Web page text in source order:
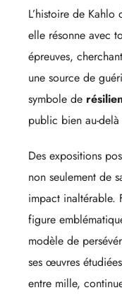
L’histoire de Kahlo
elle résonne avec
épreuves,
une source de
symbole de
public bien au-delà
Des expositions
non seulement de
impact inaltérable.
figure
modèle de
ses œuvres
entre mille,